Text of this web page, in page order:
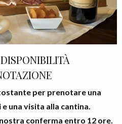
per prenotare una
una visita alla cantina.
conferma entro 12 ore.